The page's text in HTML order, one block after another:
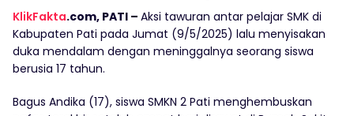
KlikFakta.com, PATI – Aksi tawuran antar pelajar SMK di
Kabupaten Pati pada Jumat (9/5/2025) lalu menyisakan
duka mendalam dengan meninggalnya seorang siswa
berusia 17 tahun.
Bagus Andika (17), siswa SMKN 2 Pati menghembuskan